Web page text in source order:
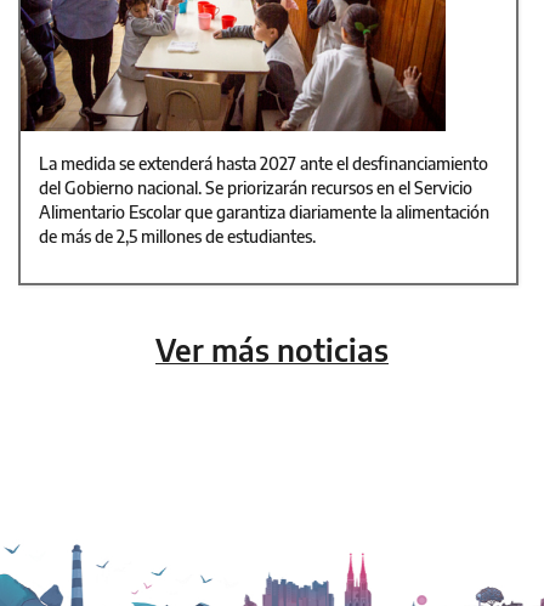
La medida se extenderá hasta 2027 ante el desfinanciamiento
del Gobierno nacional. Se priorizarán recursos en el Servicio
Alimentario Escolar que garantiza diariamente la alimentación
de más de 2,5 millones de estudiantes.
Ver más noticias